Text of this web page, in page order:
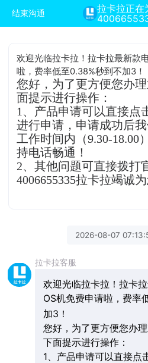
结束沟通
拉卡拉正在
欢迎光临拉卡拉！拉卡拉最新款
啦，费率低至0.38%秒到不加3！
您好，为了更方便您办
面提示进行操作：
1、产品申请可以直接点
进行申请，申请成功后
工作时间内（9.30-18.00
持电话畅通！
2、其他问题可直接拨打
4006655335拉卡拉竭诚为
2026-08-07
拉卡拉客服
欢迎光临拉卡拉！拉卡
OS机免费申请啦，费率
加3！
您好，为了更方便您办
下面提示进行操作：
1、产品申请可以直接点